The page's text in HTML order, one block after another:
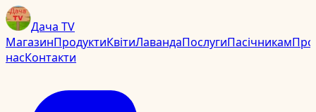
Дача TV
МагазинПродуктиКвітиЛавандаПослугиПасічникамПро
насКонтакти